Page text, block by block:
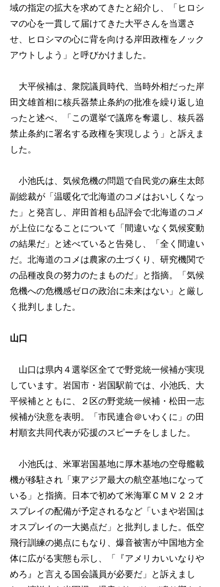
域の指定の拡大を求めてきたと紹介し、「ヒロシ
マの心を一貫して届けてきた大平さんを当選さ
せ、ヒロシマの心に背を向ける岸田政権をノック
アウトしよう」と呼びかけました。
大平候補は、衆院議員時代、当時外相だった岸
田文雄首相に核兵器禁止条約の批准を繰り返し迫
ったと述べ、「この選挙で議席を奪還し、核兵器
禁止条約に署名する政権を実現しよう」と訴えま
した。
小池氏は、気候危機の問題で自民党の麻生太郎
副総裁が「温暖化で北海道のコメはおいしくなっ
た」と発言し、岸田首相も品評会で北海道のコメ
が上位になることについて「間違いなく気候変動
の結果だ」と述べていると告発し、「全く間違い
だ。北海道のコメは農家の土づくり、研究機関で
の品種改良の努力のたまものだ」と指摘。「気候
危機への危機感ゼロの政治に未来はない」と厳し
く批判しました。
山口
山口は県内４選挙区全てで野党統一候補が実現
しています。岩国市・岩国駅前では、小池氏、大
平候補とともに、２区の野党統一候補・松田一志
候補が決意を表明。「市民連合＠いわくに」の田
村順玄共同代表が応援のスピーチをしました。
小池氏は、米軍岩国基地に厚木基地の空母艦載
機が移駐され「東アジア最大の航空基地になって
いる」と指摘。日本で初めて米海軍ＣＭＶ２２オ
スプレイの配備が予定されるなど「いまや岩国は
オスプレイの一大拠点だ」と批判しました。低空
飛行訓練の拠点にもなり、爆音被害が中国地方全
体に広がる実態も示し、「『アメリカいいなりや
めろ』と言える国会議員が必要だ」と訴えまし